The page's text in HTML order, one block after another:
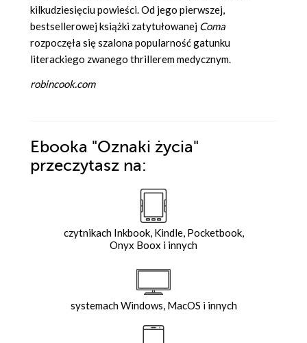
kilkudziesięciu powieści. Od jego pierwszej,
bestsellerowej książki zatytułowanej Coma
rozpoczęła się szalona popularność gatunku
literackiego zwanego thrillerem medycznym.
robincook.com
Ebooka "Oznaki życia"
przeczytasz na:
czytnikach Inkbook, Kindle, Pocketbook,
Onyx Boox i innych
systemach Windows, MacOS i innych